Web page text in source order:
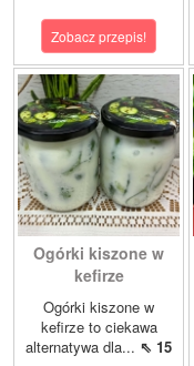
Zobacz przepis!
Ogórki kiszone w
kefirze
Ogórki kiszone w
kefirze to ciekawa
alternatywa dla... ⇖ 15